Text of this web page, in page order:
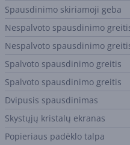
Spausdinimo skiriamoji geba
Nespalvoto spausdinimo
Nespalvoto spausdinimo
Spalvoto spausdinimo greitis
Spalvoto spausdinimo greitis
Dvipusis spausdinimas
Skystųjų kristalų ekranas
Popieriaus padėklo talpa